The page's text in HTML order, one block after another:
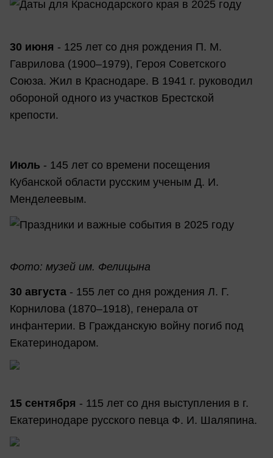
30 июня - 125 лет со дня рождения П. М.
Гаврилова (1900–1979), Героя Советского
Союза. Жил в Краснодаре. В 1941 г. руководил
обороной одного из участков Брестской
крепости.
Июль - 145 лет со времени посещения
Кубанской области русским ученым Д. И.
Менделеевым.
Фото: музей им. Фелицына
30 августа - 155 лет со дня рождения Л. Г.
Корнилова (1870–1918), генерала от
инфантерии. В Гражданскую войну погиб под
Екатеринодаром.
15 сентября - 115 лет со дня выступления в г.
Екатеринодаре русского певца Ф. И. Шаляпина.